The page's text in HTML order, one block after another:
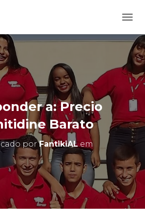
L
T
E
R
N
A
N
A
E
G
O
a: Precio
Barato
porFantikiALem